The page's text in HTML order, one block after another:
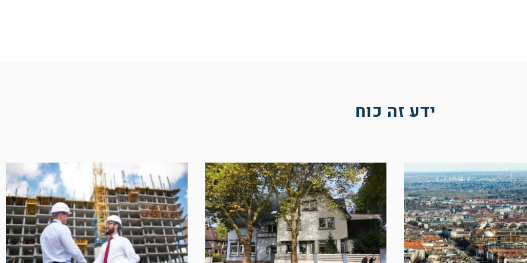
ידע זה כוח